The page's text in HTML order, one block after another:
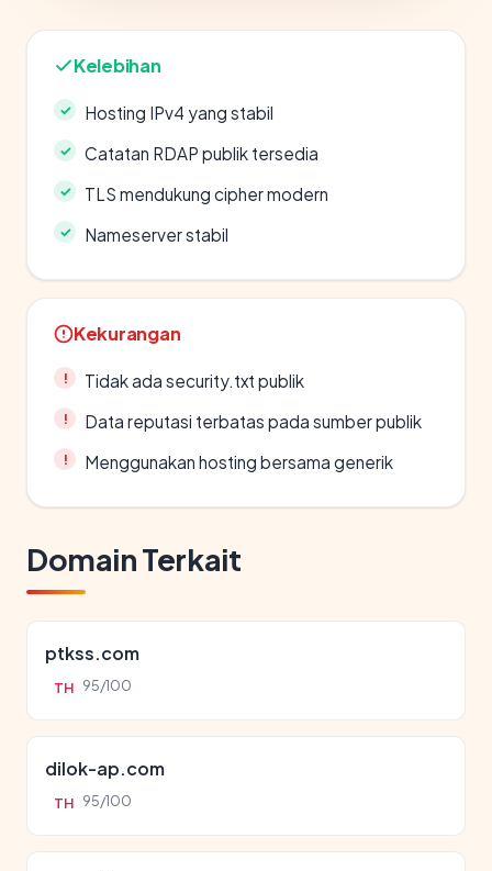
Kelebihan
Hosting IPv4 yang stabil
Catatan RDAP publik tersedia
TLS mendukung cipher modern
Nameserver stabil
Kekurangan
Tidak ada security.txt publik
Data reputasi terbatas pada sumber publik
Menggunakan hosting bersama generik
Domain Terkait
ptkss.com
TH 95/100
dilok-ap.com
TH 95/100